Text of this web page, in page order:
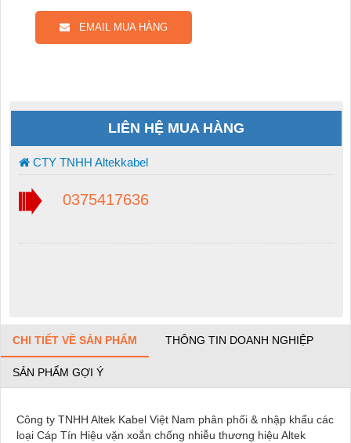
EMAIL MUA HÀNG
LIÊN HỆ MUA HÀNG
CTY TNHH Altekkabel
0375417636
CHI TIẾT VỀ SẢN PHẨM THÔNG TIN DOANH NGHIỆP
SẢN PHẨM GỢI Ý
Công ty TNHH Altek Kabel Việt Nam phân phối & nhập khẩu các
loại Cáp Tín Hiệu vặn xoắn chống nhiễu thương hiệu Altek